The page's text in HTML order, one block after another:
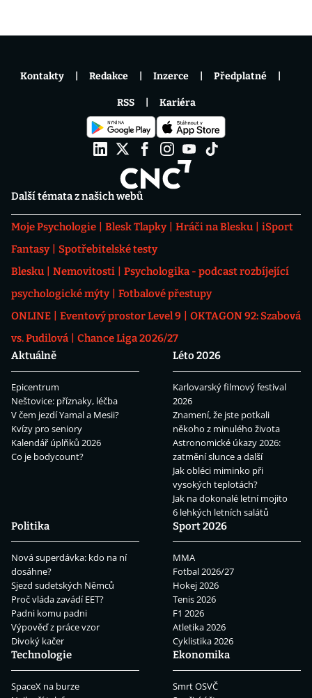
Další témata z našich webů
Moje Psychologie Blesk Tlapky Hráči na Blesku
iSport
Fantasy
Spotřebitelské testy
Blesku
Nemovitosti
Psychologika - podcast rozbíjející
psychologické mýty
Fotbalové přestupy
ONLINE
Eventový prostor Level 9
OKTAGON 92: Szabová
vs. Pudilová
Chance Liga 2026/27
Aktuálně
Epicentrum
Neštovice: příznaky, léčba
V čem jezdí Yamal a Mesii?
Kvízy pro seniory
Kalendář úplňků 2026
Co je bodycount?
Léto 2026
Karlovarský filmový festival
2026
Znamení, že jste potkali
někoho z minulého života
Astronomické úkazy 2026:
zatmění slunce a další
Jak obléci miminko při
vysokých teplotách?
Jak na dokonalé letní mojito
6 lehkých letních salátů
Politika
Nová superdávka: kdo na ní
dosáhne?
Sjezd sudetských Němců
Proč vláda zavádí EET?
Padni komu padni
Výpověď z práce vzor
Divoký kačer
Sport 2026
MMA
Fotbal 2026/27
Hokej 2026
Tenis 2026
F1 2026
Atletika 2026
Cyklistika 2026
Technologie
SpaceX na burze
Ekonomika
Smrt OSVČ
Kontakty Redakce Inzerce Předplatné
RSS Kariéra